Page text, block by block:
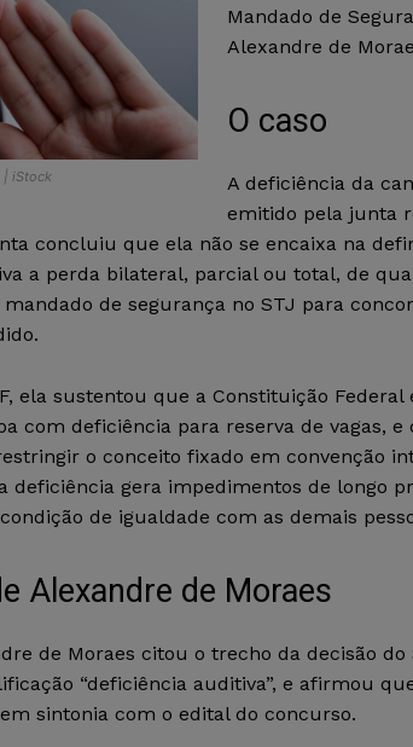
| iStock
Mandado de
Alexandre de
O caso
A deficiência da
emitido pela junta
concluiu que ela não se encaixa na
a perda bilateral, parcial ou total, de
de segurança no STJ para
ela sustentou que a Constituição
com deficiência para reserva de vagas,
o conceito fixado em convenção
deficiência gera impedimentos de longo
de igualdade com as demais
Alexandre de Moraes
de Moraes citou o trecho da decisão
“deficiência auditiva”, e afirmou
sintonia com o edital do concurso.